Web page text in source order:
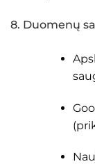
8. Duomenų